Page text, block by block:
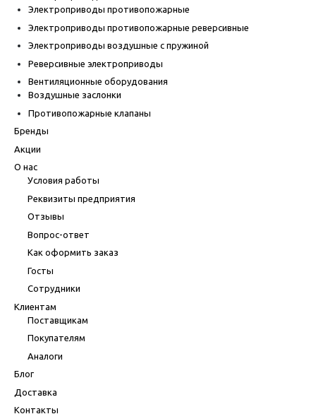
Электроприводы противопожарные
Электроприводы противопожарные реверсивные
Электроприводы воздушные с пружиной
Реверсивные электроприводы
Вентиляционные оборудования
Воздушные заслонки
Противопожарные клапаны
Бренды
Акции
О нас
Условия работы
Реквизиты предприятия
Отзывы
Вопрос-ответ
Как оформить заказ
Госты
Сотрудники
Клиентам
Поставщикам
Покупателям
Аналоги
Блог
Доставка
Контакты